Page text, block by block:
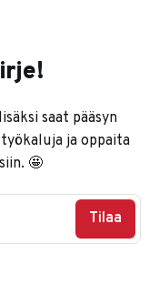
saat pääsyn
ja oppaita
🤩
Tilaa